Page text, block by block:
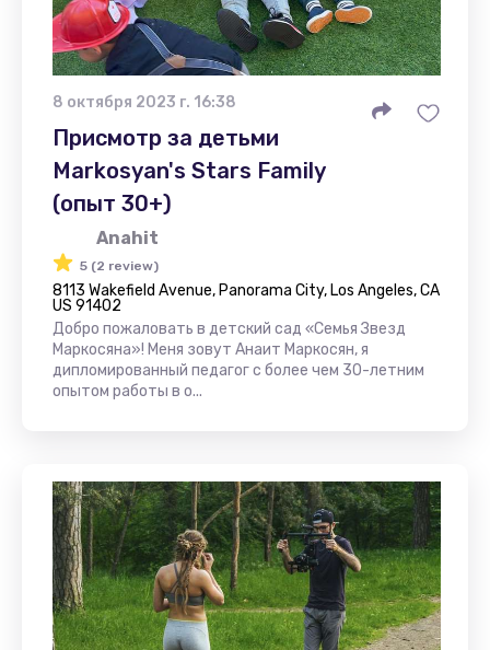
8 октября 2023 г. 16:38
Присмотр за детьми
Markosyan's Stars Family
(опыт 30+)
Anahit
5 (2 review)
8113 Wakefield Avenue, Panorama City, Los Angeles, CA
US 91402
Добро пожаловать в детский сад «Семья Звезд
Маркосяна»! Меня зовут Анаит Маркосян, я
дипломированный педагог с более чем 30-летним
опытом работы в о...